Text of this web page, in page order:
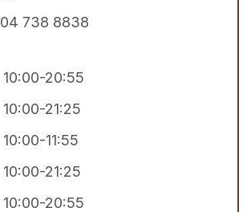
04 738 8838
10:00-20:55
10:00-21:25
10:00-11:55
10:00-21:25
10:00-20:55